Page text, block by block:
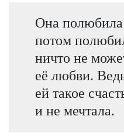
Она полюбила
потом
ничто не
её любви.
ей такое
и не мечтала.